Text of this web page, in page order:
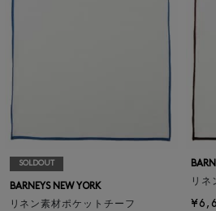
SOLDOUT
BARNEYS NEW YORK
リネン素材ポケットチーフ
リネ